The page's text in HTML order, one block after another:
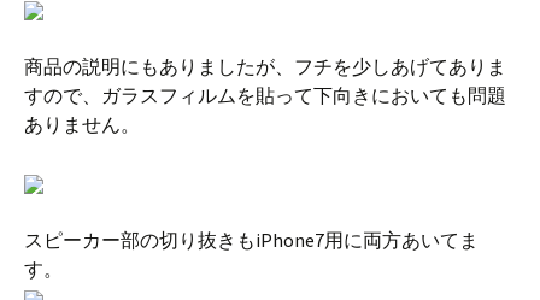
商品の説明にもありましたが、フチを少しあげてありま
すので、ガラスフィルムを貼って下向きにおいても問題
ありません。
スピーカー部の切り抜きもiPhone7用に両方あいてま
す。